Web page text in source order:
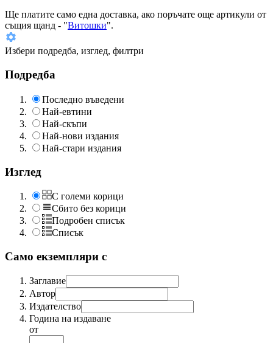
Ще платите само една доставка, ако поръчате още артикули от
същия щанд - "Витошки".
Избери подредба, изглед, филтри
Подредба
Последно въведени
Най-евтини
Най-скъпи
Най-нови издания
Най-стари издания
Изглед
С големи корици
Сбито без корици
Подробен списък
Списък
Само екземпляри с
Заглавие
Автор
Издателство
Година на издаване
от